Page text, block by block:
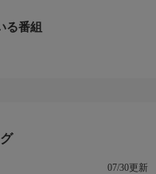
る番組
07/30更新